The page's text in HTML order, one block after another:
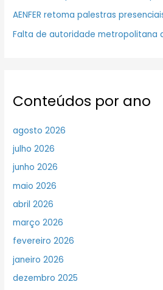
AENFER retoma palestras
Falta de autoridade metropolitana
Conteúdos por ano
agosto 2026
julho 2026
junho 2026
maio 2026
abril 2026
março 2026
fevereiro 2026
janeiro 2026
dezembro 2025